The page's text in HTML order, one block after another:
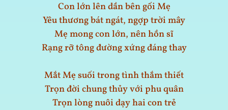
Con lớn lên dần bên gối Mẹ
Yêu thương bát ngát, ngợp trời mây
Mẹ mong con lớn, nên hồn sĩ
Rạng rỡ tông đường xứng đáng thay
Mắt Mẹ suối trong tình thắm thiết
Trọn đời chung thủy với phu quân
Trọn lòng nuôi dạy hai con trẻ